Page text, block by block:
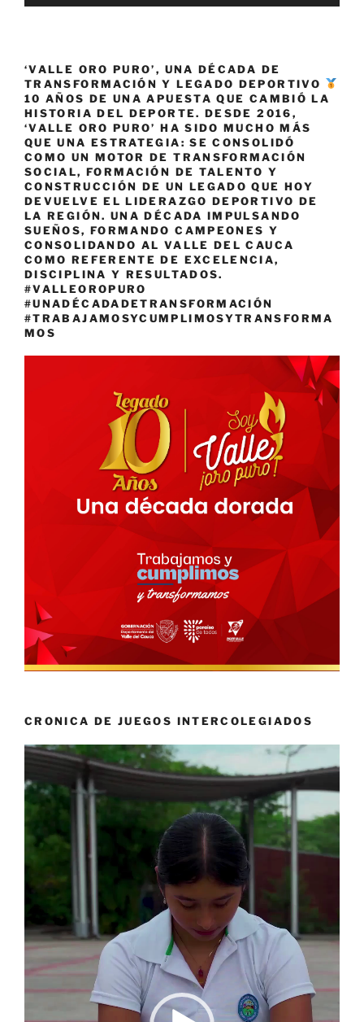
‘VALLE ORO PURO’, UNA DÉCADA DE
TRANSFORMACIÓN Y LEGADO DEPORTIVO
10 AÑOS DE UNA APUESTA QUE CAMBIÓ LA
HISTORIA DEL DEPORTE. DESDE 2016,
‘VALLE ORO PURO’ HA SIDO MUCHO MÁS
QUE UNA ESTRATEGIA: SE CONSOLIDÓ
COMO UN MOTOR DE TRANSFORMACIÓN
SOCIAL, FORMACIÓN DE TALENTO Y
CONSTRUCCIÓN DE UN LEGADO QUE HOY
DEVUELVE EL LIDERAZGO DEPORTIVO DE
LA REGIÓN. UNA DÉCADA IMPULSANDO
SUEÑOS, FORMANDO CAMPEONES Y
CONSOLIDANDO AL VALLE DEL CAUCA
COMO REFERENTE DE EXCELENCIA,
DISCIPLINA Y RESULTADOS.
#VALLEOROPURO
#UNADÉCADADETRANSFORMACIÓN
#TRABAJAMOSYCUMPLIMOSYTRANSFORMA
MOS
CRONICA DE JUEGOS INTERCOLEGIADOS
Reproductor
vídeo